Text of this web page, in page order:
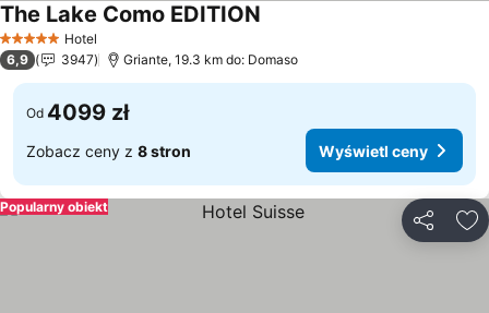
5 KategoriaHotel
The Lake Como EDITION
6,9 3947 Griante, 19.3 km do: Domaso
Od 4099 zł
Zobacz ceny z 8 stron Wyświetl ceny
Popularny obiekt